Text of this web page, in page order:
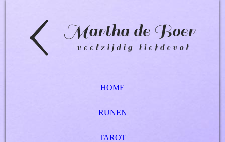
HOME
RUNEN
TAROT